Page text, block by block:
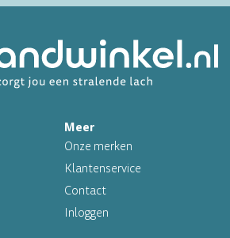
Altijd op voorraad
voor 16.00 uur besteld, morgen in huis
Meer
Onze merken
Klantenservice
Contact
Inloggen